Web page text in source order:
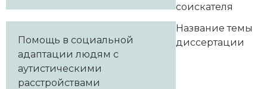
соискателя
Помощь в социальной
адаптации людям с
аутистическими
расстройствами
Название темы
диссертации